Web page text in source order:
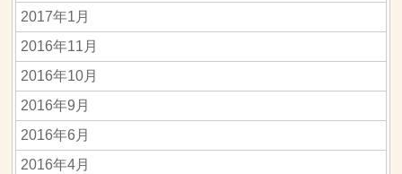
2017年1月
2016年11月
2016年10月
2016年9月
2016年6月
2016年4月